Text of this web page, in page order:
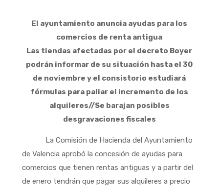
El ayuntamiento anuncia ayudas para los
comercios de renta antigua
Las tiendas afectadas por el decreto Boyer
podrán informar de su situación hasta el 30
de noviembre y el consistorio estudiará
fórmulas para paliar el incremento de los
alquileres//Se barajan posibles
desgravaciones fiscales
La Comisión de Hacienda del Ayuntamiento
de Valencia aprobó la concesión de ayudas para
comercios que tienen rentas antiguas y a partir del
de enero tendrán que pagar sus alquileres a precio